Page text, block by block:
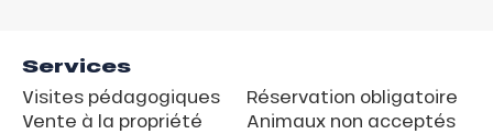
Services
Visites pédagogiques
Vente à la propriété
Réservation obligatoire
Animaux non acceptés